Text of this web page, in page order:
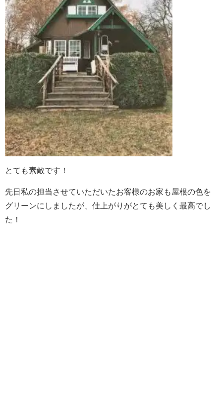
とても素敵です！
先日私の担当させていただいたお客様のお家も屋根の色を
グリーンにしましたが、仕上がりがとても美しく最高でし
た！